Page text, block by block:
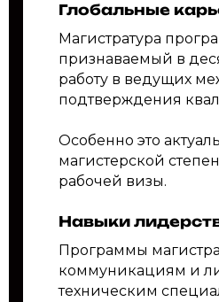
Глобальные
Магистратура
признаваемый в
работу в ведущих
подтверждения
Особенно это
магистерской
рабочей визы.
Навыки
Программы
коммуникациям и
техническим